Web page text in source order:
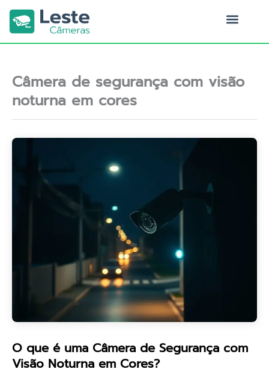
para
conteúdo
Câmera de segurança com visão
noturna em cores
O que é uma Câmera de Segurança com
Visão Noturna em Cores?